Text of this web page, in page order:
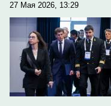
27 Мая 2026, 13:29